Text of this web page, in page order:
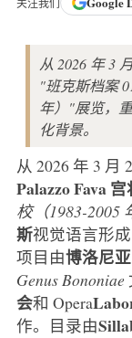
从 2026 年 3
"班克斯档案
年）"展览，
化背景。
从 2026 年 3 月
Palazzo Fava 宫
校（1983-2005
斯视觉语言形
项目由博洛尼
Genus Bononiae
会和 Opera
作。目录由